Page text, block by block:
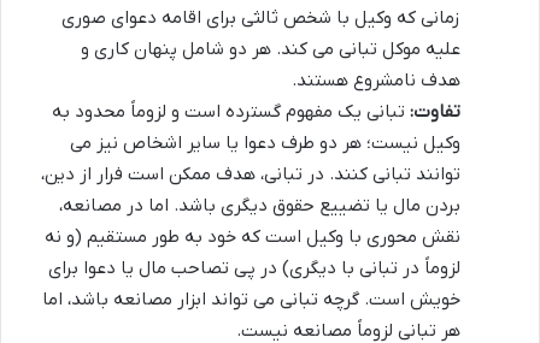
زمانی که وکیل با شخص ثالثی برای اقامه دعوای صوری
علیه موکل تبانی می کند. هر دو شامل پنهان کاری و
هدف نامشروع هستند.
تفاوت: تبانی یک مفهوم گسترده است و لزوماً محدود به
وکیل نیست؛ هر دو طرف دعوا یا سایر اشخاص نیز می
توانند تبانی کنند. در تبانی، هدف ممکن است فرار از دین،
بردن مال یا تضییع حقوق دیگری باشد. اما در مصانعه،
نقش محوری با وکیل است که خود به طور مستقیم (و نه
لزوماً در تبانی با دیگری) در پی تصاحب مال یا دعوا برای
خویش است. گرچه تبانی می تواند ابزار مصانعه باشد، اما
هر تبانی لزوماً مصانعه نیست.